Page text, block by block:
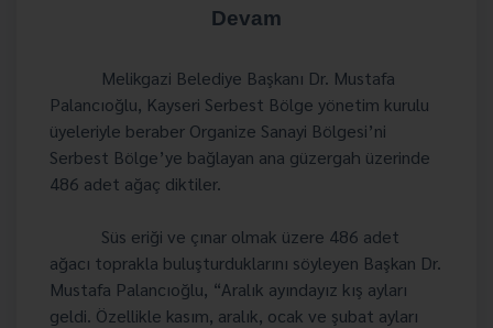
Devam
Melikgazi Belediye Başkanı Dr. Mustafa
Palancıoğlu, Kayseri Serbest Bölge yönetim kurulu
üyeleriyle beraber Organize Sanayi Bölgesi’ni
Serbest Bölge’ye bağlayan ana güzergah üzerinde
486 adet ağaç diktiler.
Süs eriği ve çınar olmak üzere 486 adet
ağacı toprakla buluşturduklarını söyleyen Başkan Dr.
Mustafa Palancıoğlu, “Aralık ayındayız kış ayları
geldi. Özellikle kasım, aralık, ocak ve şubat ayları